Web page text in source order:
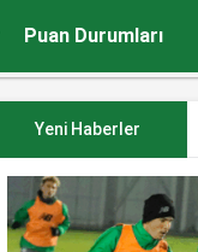
Puan Durumları
Yeni Haberler